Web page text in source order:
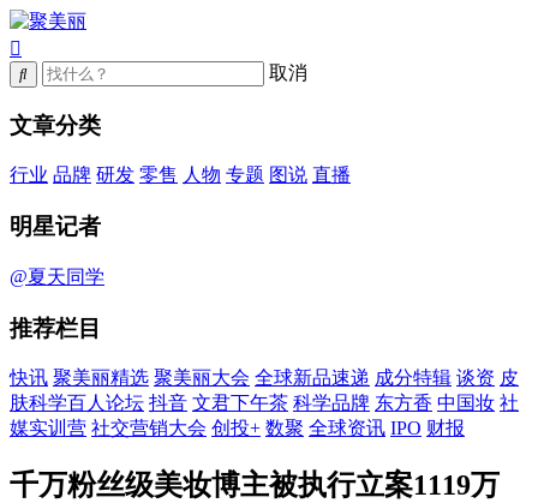
取消
文章分类
行业 品牌 研发 零售 人物 专题 图说 直播
明星记者
@夏天同学
推荐栏目
快讯 聚美丽精选 聚美丽大会 全球新品速递 成分特辑 谈资 皮
肤科学百人论坛 抖音 文君下午茶 科学品牌 东方香 中国妆 社
媒实训营 社交营销大会 创投+ 数聚 全球资讯 IPO 财报
千万粉丝级美妆博主被执行立案1119万